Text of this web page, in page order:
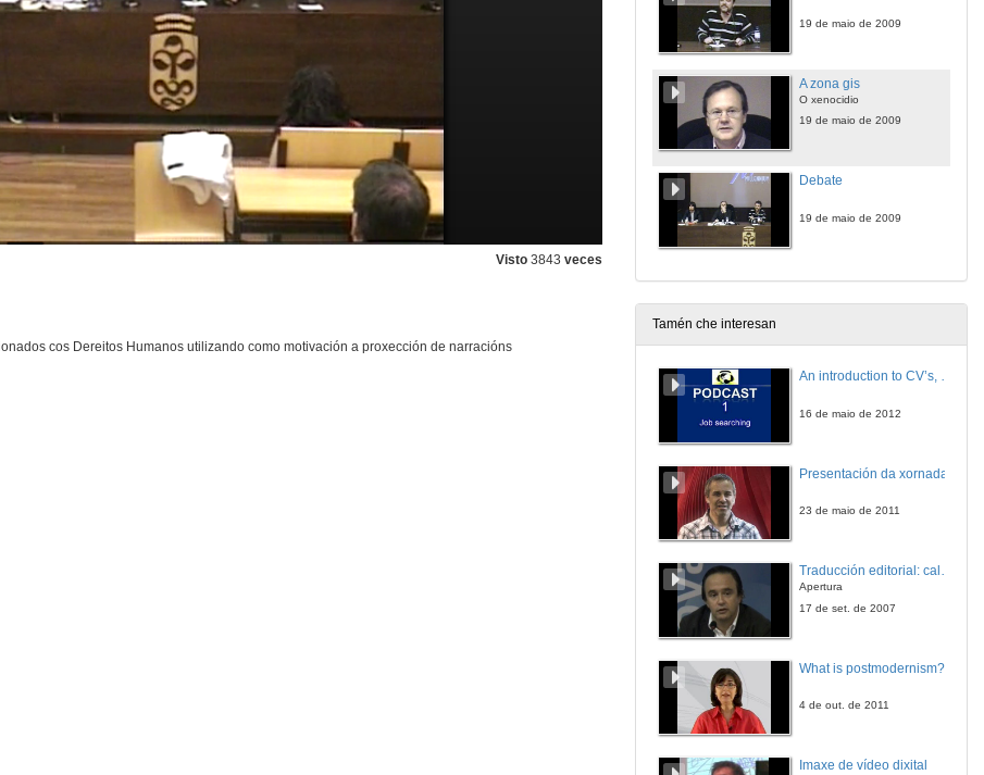
Visto 3843 veces
cos Dereitos Humanos utilizando como motivación a proxección de narracións
19 de maio de 2009
A zona gis
O xenocidio
19 de maio de 2009
Debate
19 de maio de 2009
Tamén che interesan
An introduction to CV’s, letters, and job searching
16 de maio de 2012
Presentación da xornada
23 de maio de 2011
Traducción editorial: calidade e xestión de proxectos
Apertura
17 de set. de 2007
What is postmodernism?
4 de out. de 2011
Imaxe de vídeo dixital